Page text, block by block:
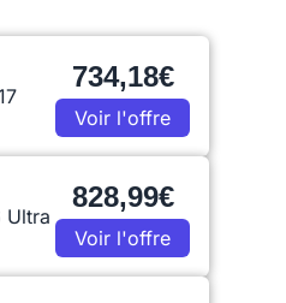
734,18€
Voir l'offre
Ultra
828,99€
Voir l'offre